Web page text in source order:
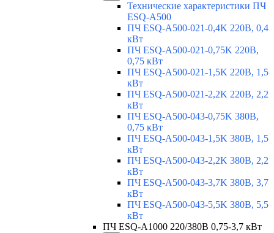
Технические характеристики ПЧ
ESQ-A500
ПЧ ESQ-A500-021-0,4K 220В, 0,4
кВт
ПЧ ESQ-A500-021-0,75K 220В,
0,75 кВт
ПЧ ESQ-A500-021-1,5K 220В, 1,5
кВт
ПЧ ESQ-A500-021-2,2K 220В, 2,2
кВт
ПЧ ESQ-A500-043-0,75K 380В,
0,75 кВт
ПЧ ESQ-A500-043-1,5K 380В, 1,5
кВт
ПЧ ESQ-A500-043-2,2K 380В, 2,2
кВт
ПЧ ESQ-A500-043-3,7K 380В, 3,7
кВт
ПЧ ESQ-A500-043-5,5K 380В, 5,5
кВт
ПЧ ESQ-A1000 220/380В 0,75-3,7 кВт